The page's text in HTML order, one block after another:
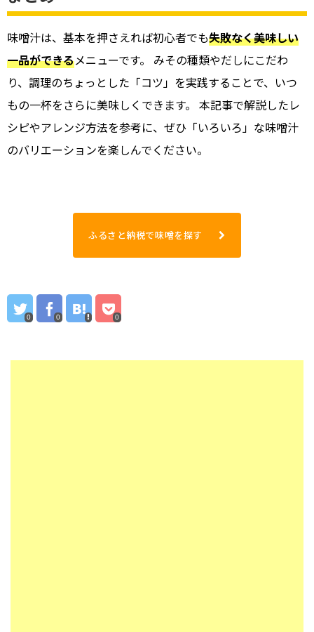
味噌汁は、基本を押さえれば初心者でも失敗なく美味しい
一品ができるメニューです。 みその種類やだしにこだわ
り、調理のちょっとした「コツ」を実践することで、いつ
もの一杯をさらに美味しくできます。 本記事で解説したレ
シピやアレンジ方法を参考に、ぜひ「いろいろ」な味噌汁
のバリエーションを楽しんでください。
ふるさと納税で味噌を探す
0 0 0